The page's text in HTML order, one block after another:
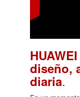
diseño,
diaria.